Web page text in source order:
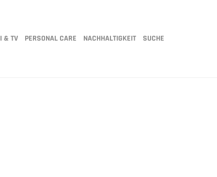
& TV PERSONAL CARE NACHHALTIGKEIT SUCHE